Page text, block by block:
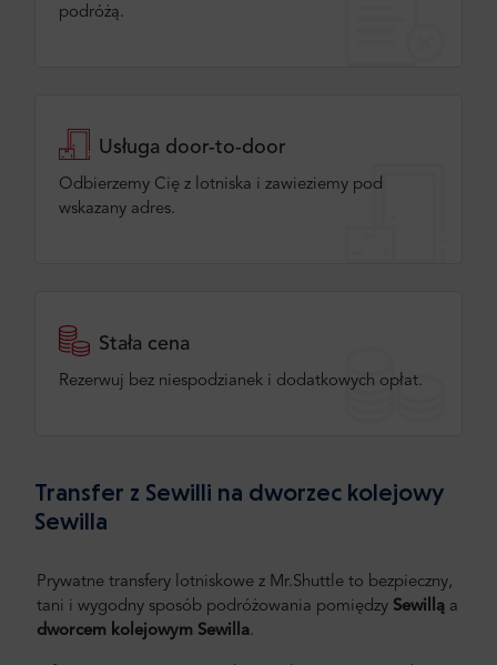
podróżą.
Usługa door-to-door
Odbierzemy Cię z lotniska i zawieziemy pod
wskazany adres.
Stała cena
Rezerwuj bez niespodzianek i dodatkowych opłat.
Transfer z Sewilli na dworzec kolejowy
Sewilla
Prywatne transfery lotniskowe z Mr.Shuttle to bezpieczny,
tani i wygodny sposób podróżowania pomiędzy Sewillą a
dworcem kolejowym Sewilla.